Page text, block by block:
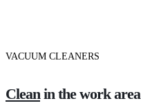
VACUUM CLEANERS
Clean in the work area